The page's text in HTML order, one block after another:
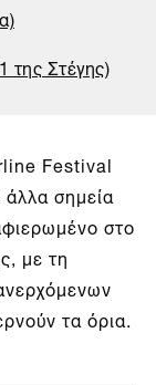
της Στέγης)
Festival
άλλα σημεία
στο
με τη
τα όρια.